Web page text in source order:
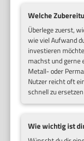
Welche
Überlege zuerst,
wie viel Aufwand
investieren
machst und gerne
Metall- oder
Nutzer reicht oft
schnell zu
Wie wichtig ist